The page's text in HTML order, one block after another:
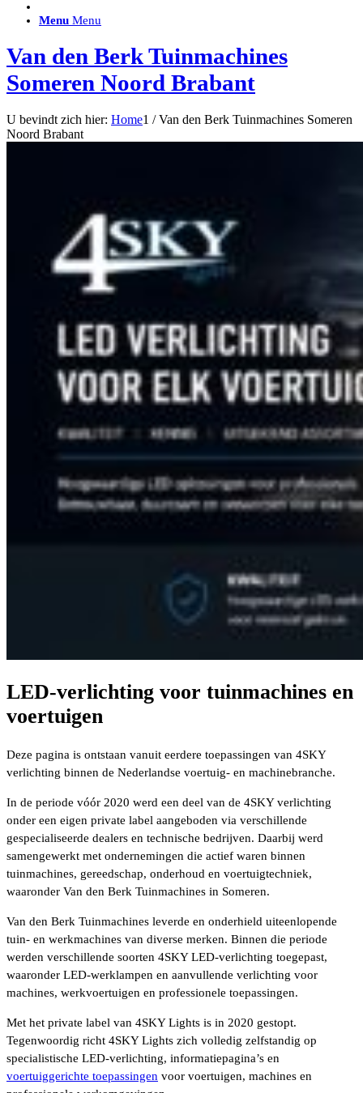
ACCESSOIRES/ AANSLUITMATERIAAL
Can-bus interface
Accessoires Lazer
Kabelboom & Adapters
Installatiemateriaal
Filters / beschermkap
Menu Menu
Van den Berk Tuinmachines
Someren Noord Brabant
U bevindt zich hier: Home1 / Van den Berk Tuinmachines Someren
Noord Brabant
LED-verlichting voor tuinmachines en
voertuigen
Deze pagina is ontstaan vanuit eerdere toepassingen van 4SKY
verlichting binnen de Nederlandse voertuig- en machinebranche.
In de periode vóór 2020 werd een deel van de 4SKY verlichting
onder een eigen private label aangeboden via verschillende
gespecialiseerde dealers en technische bedrijven. Daarbij werd
samengewerkt met ondernemingen die actief waren binnen
tuinmachines, gereedschap, onderhoud en voertuigtechniek,
waaronder Van den Berk Tuinmachines in Someren.
Van den Berk Tuinmachines leverde en onderhield uiteenlopende
tuin- en werkmachines van diverse merken. Binnen die periode
werden verschillende soorten 4SKY LED-verlichting toegepast,
waaronder LED-werklampen en aanvullende verlichting voor
machines, werkvoertuigen en professionele toepassingen.
Met het private label van 4SKY Lights is in 2020 gestopt.
Tegenwoordig richt 4SKY Lights zich volledig zelfstandig op
specialistische LED-verlichting, informatiepagina’s en
voertuiggerichte toepassingen voor voertuigen, machines en